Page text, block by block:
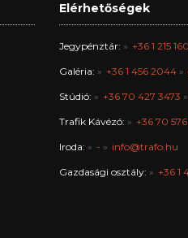
Elérhetőségek
Jegypénztár: +36 1 215
Galéria: +36 1 456 2044
Stúdió: +36 70 427 3473
Trafik Kávézó: +36 70
Iroda: - info@trafo.hu
Gazdasági osztály: +36 1